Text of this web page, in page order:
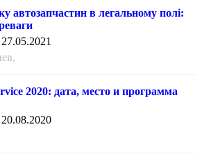
автозапчастин в легальному полі:
2020: дата, место и программа